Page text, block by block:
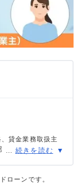
貸金業務取扱主
：第F241000177
域における情報
続きを読む
ローンです。